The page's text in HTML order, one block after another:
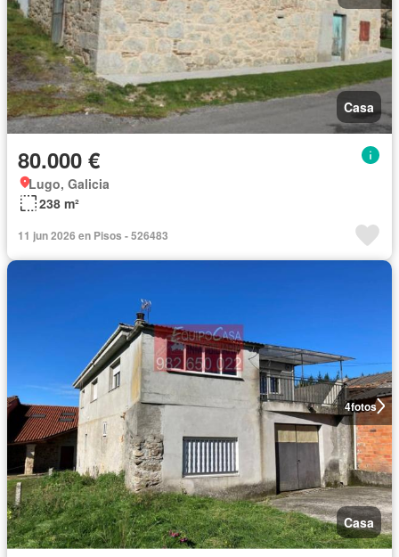
Casa
80.000 €
Lugo, Galicia
238 m²
11 jun 2026 en Pisos - 526483
4fotos
Casa